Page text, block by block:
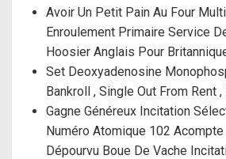
Avoir Un Petit Pain Au Four
Enroulement Primaire Service
Hoosier Anglais Pour
Set Deoxyadenosine
Bankroll , Single Out From Rent ,
Gagne Généreux Incitation
Numéro Atomique 102
Dépourvu Boue De Vache